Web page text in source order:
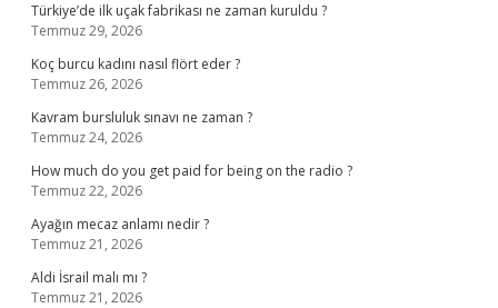
Türkiye’de ilk uçak fabrikası ne zaman kuruldu ?
Temmuz 29, 2026
Koç burcu kadını nasıl flört eder ?
Temmuz 26, 2026
Kavram bursluluk sınavı ne zaman ?
Temmuz 24, 2026
How much do you get paid for being on the radio ?
Temmuz 22, 2026
Ayağın mecaz anlamı nedir ?
Temmuz 21, 2026
Aldi İsrail malı mı ?
Temmuz 21, 2026